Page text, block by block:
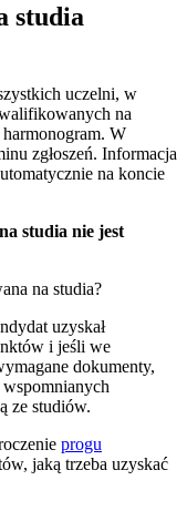
studia
uczelni, w
na
harmonogram. W
zgłoszeń. Informacja
na koncie
studia nie jest
na studia?
uzyskał
i jeśli we
dokumenty,
wspomnianych
ze studiów.
progu
jaką trzeba uzyskać